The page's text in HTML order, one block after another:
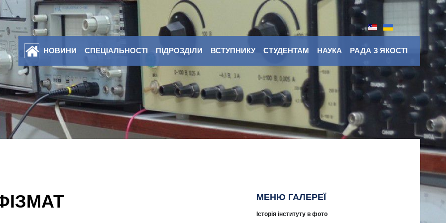
НОВИНИ СПЕЦІАЛЬНОСТІ ПІДРОЗДІЛИ ВСТУПНИКУ СТУДЕНТАМ НАУКА РАДА З ЯКОСТІ
МЕНЮ ГАЛЕРЕЇ
Історія інституту в фото